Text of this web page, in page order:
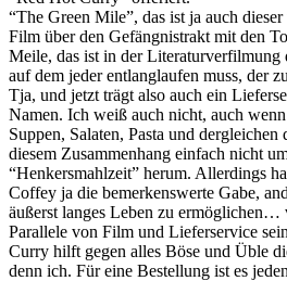
“The Green Mile”, das ist ja auch
Film über den Gefängnistrakt mit den
Meile, das ist in der Literaturverfilmung
auf dem jeder entlanglaufen muss, der
Tja, und jetzt trägt also auch ein
Namen. Ich weiß auch nicht, auch
Suppen, Salaten, Pasta und
diesem Zusammenhang einfach nicht
“Henkersmahlzeit” herum. Allerdings
Coffey ja die bemerkenswerte Gabe,
äußerst langes Leben zu ermöglichen…
Parallele von Film und Lieferservice
Curry hilft gegen alles Böse und Üble
denn ich. Für eine Bestellung ist es